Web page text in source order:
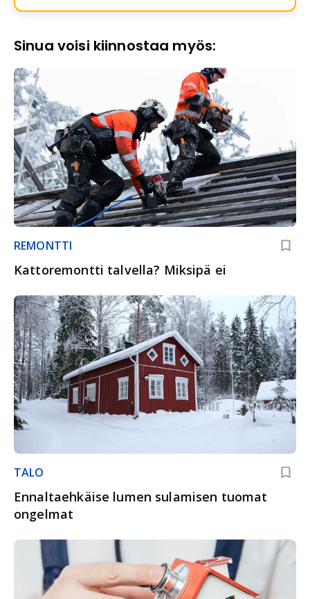
Sinua voisi kiinnostaa myös:
REMONTTI
Kattoremontti talvella? Miksipä ei
TALO
Ennaltaehkäise lumen sulamisen tuomat
ongelmat